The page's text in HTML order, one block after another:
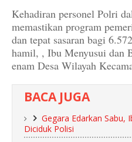
Kehadiran personel Polri
memastikan program
dan tepat sasaran bagi
hamil, , Ibu Menyusui dan
enam Desa Wilayah
BACA JUGA
Gegara Edarkan Sabu,
Diciduk Polisi